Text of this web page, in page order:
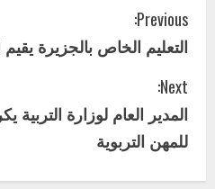
C
o
n
t
i
Previous:
التعليم الخاص بالجزيرة يقيم
Next:
المدير العام لوزارة
للمهن التربوية
5
إدارة
يوليو 29, 2026